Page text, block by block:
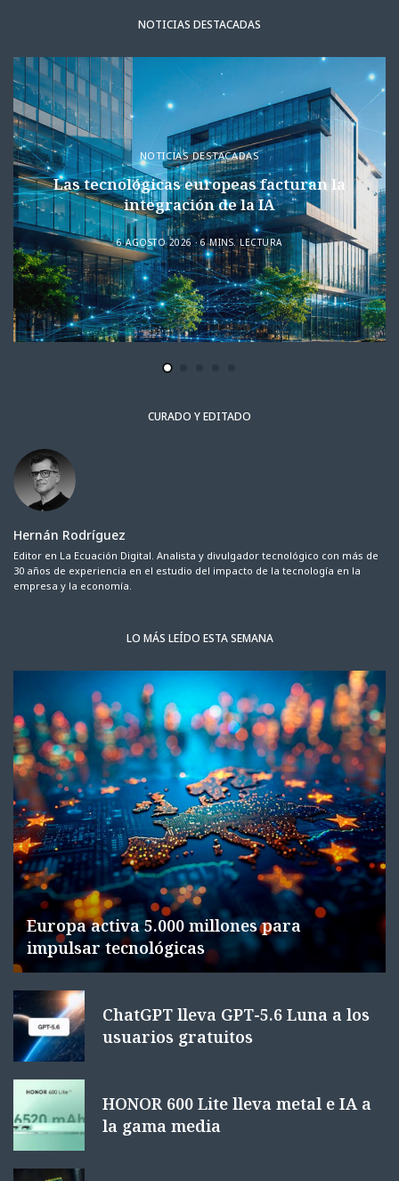
NOTICIAS DESTACADAS
NOTICIAS DESTACADAS
Las tecnológicas europeas facturan la
integración de la IA
6 AGOSTO 2026 6 MINS. LECTURA
CURADO Y EDITADO
Hernán Rodríguez
Editor en La Ecuación Digital. Analista y divulgador tecnológico con más de
30 años de experiencia en el estudio del impacto de la tecnología en la
empresa y la economía.
LO MÁS LEÍDO ESTA SEMANA
Europa activa 5.000 millones para
impulsar tecnológicas
ChatGPT lleva GPT-5.6 Luna a los
usuarios gratuitos
HONOR 600 Lite lleva metal e IA a
la gama media